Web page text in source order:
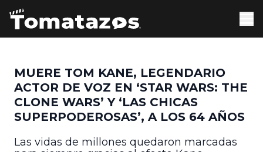
MUERE TOM KANE, LEGENDARIO
ACTOR DE VOZ EN ‘STAR WARS: THE
CLONE WARS’ Y ‘LAS CHICAS
SUPERPODEROSAS’, A LOS 64 AÑOS
Las vidas de millones quedaron marcadas